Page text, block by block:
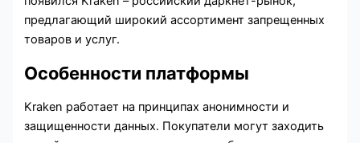
предлагающий широкий ассортимент запрещенных
товаров и услуг.
Особенности платформы
Kraken работает на принципах анонимности и
защищенности данных. Покупатели могут заходить